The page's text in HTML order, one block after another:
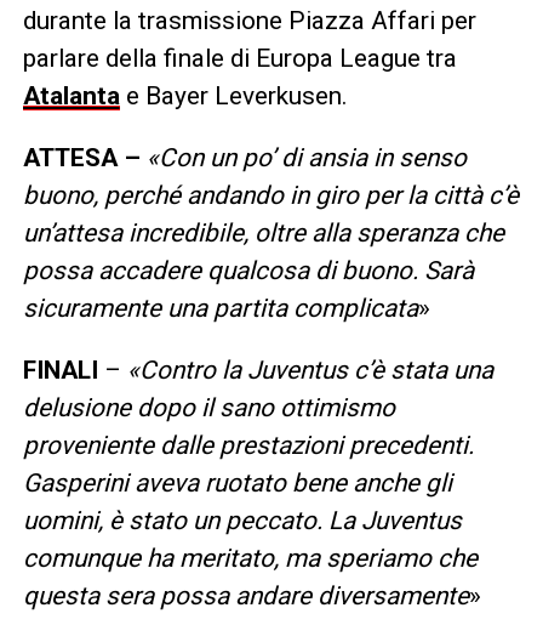
durante la trasmissione Piazza Affari per
parlare della finale di Europa League tra
Atalantae Bayer Leverkusen.
ATTESA – «Con un po’ di ansia in senso
buono, perché andando in giro per la città c’è
un’attesa incredibile, oltre alla speranza che
possa accadere qualcosa di buono. Sarà
sicuramente una partita complicata»
FINALI – «Contro la Juventus c’è stata una
delusione dopo il sano ottimismo
proveniente dalle prestazioni precedenti.
Gasperini aveva ruotato bene anche gli
uomini, è stato un peccato. La Juventus
comunque ha meritato, ma speriamo che
questa sera possa andare diversamente»